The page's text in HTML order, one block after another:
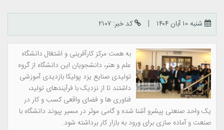
شنبه ۱۰ آبان ۱۴۰۴ کد خبر: ۲۱۰۷
به همت مرکز کارآفرینی و اشتغال دانشگاه
علم و هنر، دانشجویان این دانشگاه از گروه
تولیدی صنایع یزد پولیکا بازدیدی آموزشی
داشتند تا از نزدیک با فرآیندهای تولید،
فناوری ها و فضای واقعی کسب و کار در
یک واحد صنعتی پیشرو آشنا شده و گامی موثر در مسیر پیوند دانشگاه با
صنعت و آماده سازی برای ورود به بازار کار برداشته شود.